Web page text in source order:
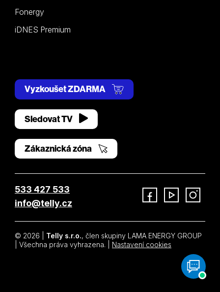
Fonergy
iDNES Premium
Vyzkoušet ZDARMA
Sledovat TV
Zákaznická zóna
533 427 533
info@telly.cz
© 2026 | Telly s.r.o., člen skupiny LAMA ENERGY GROUP
| Všechna práva vyhrazena. |
Nastavení cookies